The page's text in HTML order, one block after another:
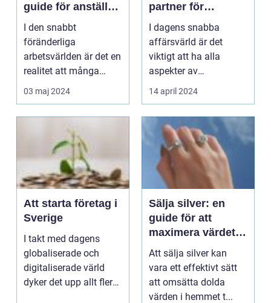
guide för anställda
och arbetsgivare
I den snabbt
föränderliga
arbetsvärlden är det en
realitet att många
m&aum...
03 maj 2024
partner för
företagets
ekonomi
I dagens snabba
affärsvärld är det
viktigt att ha alla
aspekter av
företagsdrift...
14 april 2024
Att starta företag i
Sverige
I takt med dagens
globaliserade och
digitaliserade värld
dyker det upp allt fler
Sälja silver: en
guide för att
maximera värdet
av dina ägodelar
Att sälja silver kan
vara ett effektivt sätt
att omsätta dolda
värden i hemmet t...